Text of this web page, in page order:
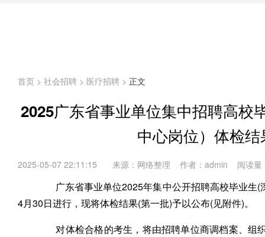
首页 > 社会招聘 > 医疗招聘 > 正文
2025广东省事业单位集中招聘高校
中心岗位）体检
2025-05-07 22:11:15 来源：网络整理 作者：admin 阅读量
广东省事业单位2025年集中公开招聘高校毕业生(
4月30日进行，现将体检结果(第一批)予以公布(见附件)。
对体检合格的考生，将由招聘单位商调档案、组